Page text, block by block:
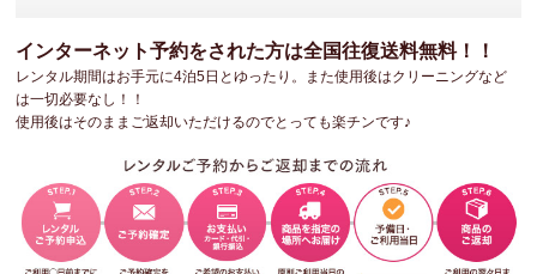
インターネット予約をされた方は全国往復送料無料！！
レンタル期間はお手元に4泊5日とゆったり。また使用後はクリーニングなど
は一切必要なし！！
使用後はそのままご返却いただけるのでとっても楽チンです♪